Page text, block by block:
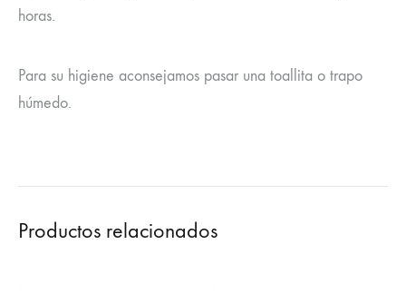
horas.
Para su higiene aconsejamos pasar una toallita o trapo
húmedo.
Productos relacionados